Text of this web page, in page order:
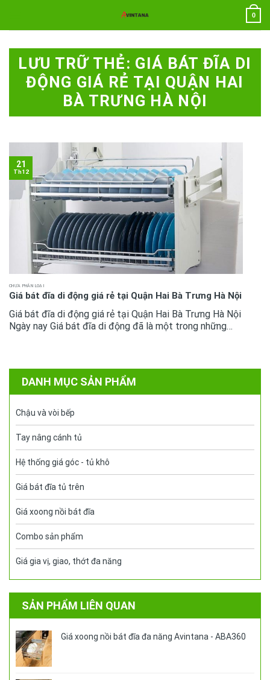
nội
0
LƯU TRỮ THẺ: GIÁ BÁT ĐĨA DI
ĐỘNG GIÁ RẺ TẠI QUẬN HAI
BÀ TRƯNG HÀ NỘI
CHƯA PHÂN LOẠI
Giá bát đĩa di động giá rẻ tại Quận Hai Bà Trưng Hà Nội
Giá bát đĩa di động giá rẻ tại Quận Hai Bà Trưng Hà Nội
Ngày nay Giá bát đĩa di động đã là một trong những
21
Th12
DANH MỤC SẢN PHẨM
Chậu và vòi bếp
Tay nâng cánh tủ
Hệ thống giá góc - tủ khô
Giá bát đĩa tủ trên
Giá xoong nồi bát đĩa
Combo sản phẩm
Giá gia vị, giao, thớt đa năng
SẢN PHẨM LIÊN QUAN
Giá xoong nồi bát đĩa đa năng Avintana - ABA360